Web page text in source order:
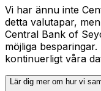
Vi har ännu inte
detta valutapar,
Central Bank of
möjliga
kontinuerligt våra
Lär dig mer om hur vi